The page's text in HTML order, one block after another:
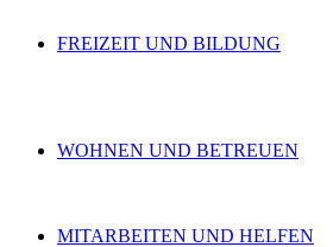
FREIZEIT UND BILDUNG
WOHNEN UND BETREUEN
MITARBEITEN UND HELFEN